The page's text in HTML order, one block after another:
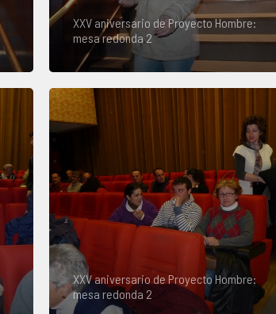
XXV aniversario de Proyecto Hombre:
mesa redonda 2
XXV aniversario de Proyecto Hombre:
mesa redonda 2